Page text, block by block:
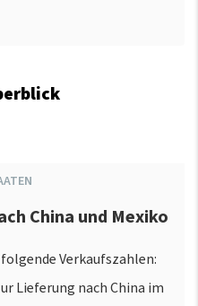
China und Mexiko
Verkaufszahlen:
Lieferung nach China im